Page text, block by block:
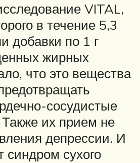
VITAL,
в течение 5,3
добавки по 1 г
жирных
что это вещества
сосудистые
их прием не
депрессии. И
синдром сухого